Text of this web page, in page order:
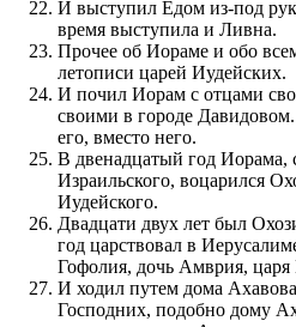
И выступил Едом из-под
время выступила и Ливна.
Прочее об Иораме и обо
летописи царей Иудейских.
И почил Иорам с отцами
своими в городе
его, вместо него.
В двенадцатый год Иорама,
Израильского, воцарился
Иудейского.
Двадцати двух лет был
год царствовал в
Гофолия, дочь Амврия, царя
И ходил путем дома
Господних, подобно дому